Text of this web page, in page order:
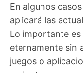
En algunos
aplicará las
Lo importante es
eternamente sin
juegos o